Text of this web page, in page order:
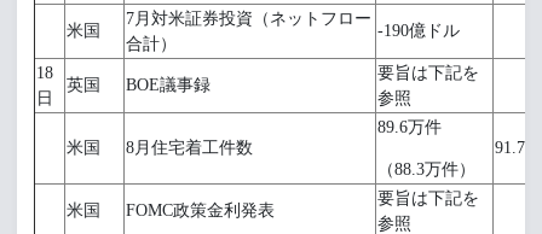
米国
7月対米証券投資（ネットフロー
合計）
-190億ドル
18
日
英国 BOE議事録
要旨は下記を
参照
米国 8月住宅着工件数
89.6万件
（88.3万件）
91.7
米国 FOMC政策金利発表
要旨は下記を
参照